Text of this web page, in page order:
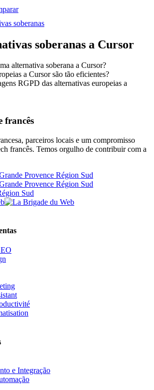
soberanas
soberanas a Cursor
alternativa soberana a Cursor?
a Cursor são tão eficientes?
RGPD das alternativas europeias a
francês
parceiros locais e um compromisso
francês. Temos orgulho de contribuir com a
Sud
e Integração